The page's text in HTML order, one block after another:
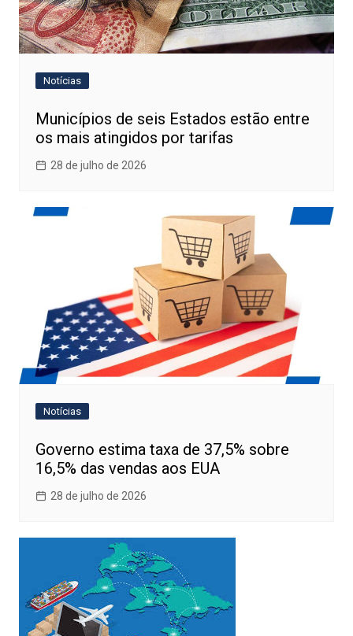
Notícias
Municípios de seis Estados estão entre
os mais atingidos por tarifas
28 de julho de 2026
Notícias
Governo estima taxa de 37,5% sobre
16,5% das vendas aos EUA
28 de julho de 2026